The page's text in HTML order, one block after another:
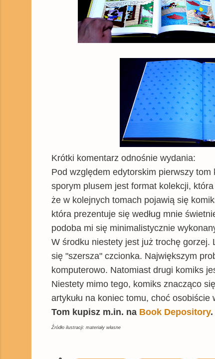
Krótki komentarz odnośnie wydania:
Pod względem edytorskim pierwszy tom
sporym plusem jest format kolekcji,
że w kolejnych tomach pojawią się
która prezentuje się według mnie
podoba mi się minimalistycznie
W środku niestety jest już trochę gorzej.
się "szersza" czcionka. Największym
komputerowo. Natomiast drugi komiks
Niestety mimo tego, komiks znacząco
artykułu na koniec tomu, choć osobiście
Tom kupisz m.in. na Book Depository.
Źródło ilustracji: materiały własne